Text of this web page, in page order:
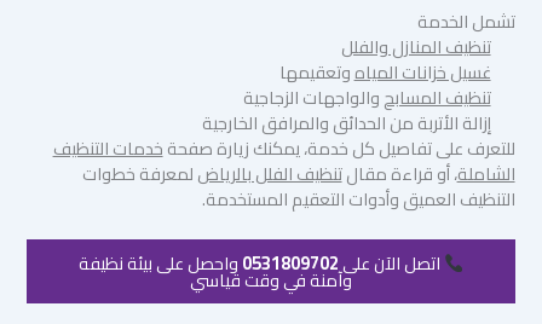
تشمل الخدمة
تنظيف المنازل والفلل
غسيل خزانات المياهوتعقيمها
تنظيف المسابحوالواجهات الزجاجية
إزالة الأتربة من الحدائق والمرافق الخارجية
للتعرف على تفاصيل كل خدمة، يمكنك زيارة صفحةخدمات التنظيف
الشاملة، أو قراءة مقالتنظيف الفلل بالرياضلمعرفة خطوات
التنظيف العميق وأدوات التعقيم المستخدمة.
اتصل الآن على0531809702واحصل على بيئة نظيفة
وآمنة في وقت قياسي